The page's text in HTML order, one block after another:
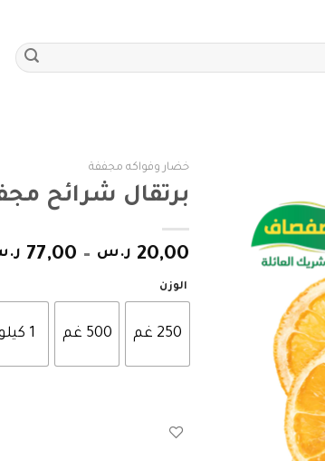
wishlist
خضار وفواكه مجففة
برتقال شرائح
20,00 ر.س –
77,00
الوزن
250 غم 500 غم 1 كيلو